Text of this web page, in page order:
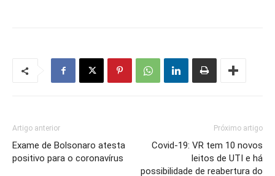
Artigo anterior
Exame de Bolsonaro atesta
positivo para o coronavírus
Próximo artigo
Covid-19: VR tem 10 novos
leitos de UTI e há
possibilidade de reabertura do